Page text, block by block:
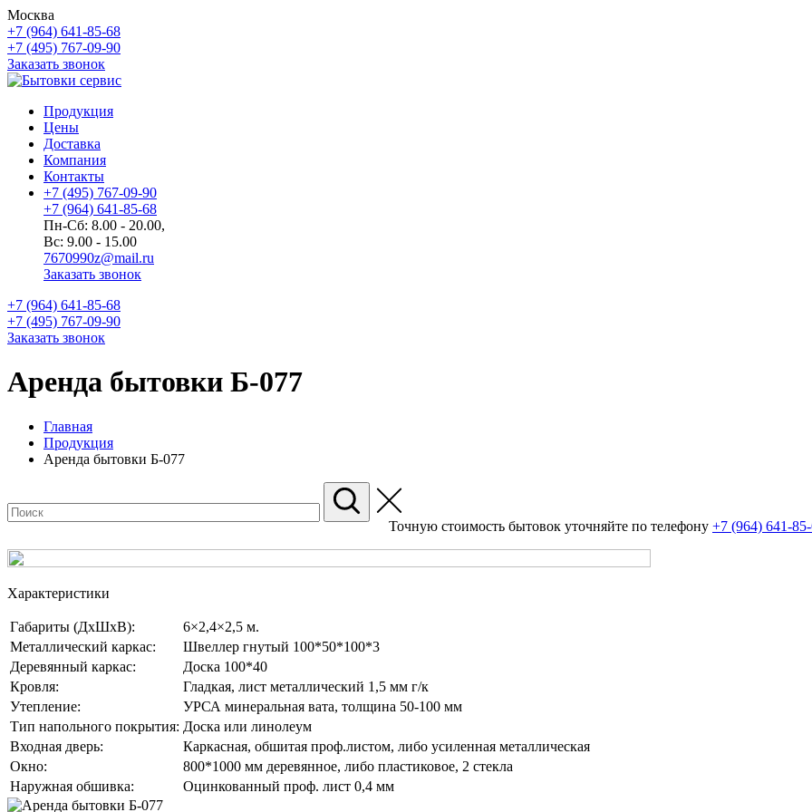
Москва
+7 (964) 641-85-68
+7 (495) 767-09-90
Заказать звонок
Продукция
Цены
Доставка
Компания
Контакты
+7 (495) 767-09-90
+7 (964) 641-85-68
Пн-Сб: 8.00 - 20.00,
Вс: 9.00 - 15.00
7670990z@mail.ru
Заказать звонок
+7 (964) 641-85-68
+7 (495) 767-09-90
Заказать звонок
Аренда бытовки Б-077
Главная
Продукция
Аренда бытовки Б-077
Точную стоимость бытовок уточняйте по телефону +7 (964) 641-
Характеристики
Габариты (ДхШхВ):
6×2,4×2,5 м.
Металлический каркас:
Швеллер гнутый 100*50*100*3
Деревянный каркас:
Доска 100*40
Кровля:
Гладкая, лист металлический 1,5 мм г/к
Утепление:
УРСА минеральная вата, толщина 50-100 мм
Тип напольного покрытия: Доска или линолеум
Входная дверь:
Каркасная, обшитая проф.листом, либо усиленная металлическая
Окно:
800*1000 мм деревянное, либо пластиковое, 2 стекла
Наружная обшивка:
Оцинкованный проф. лист 0,4 мм